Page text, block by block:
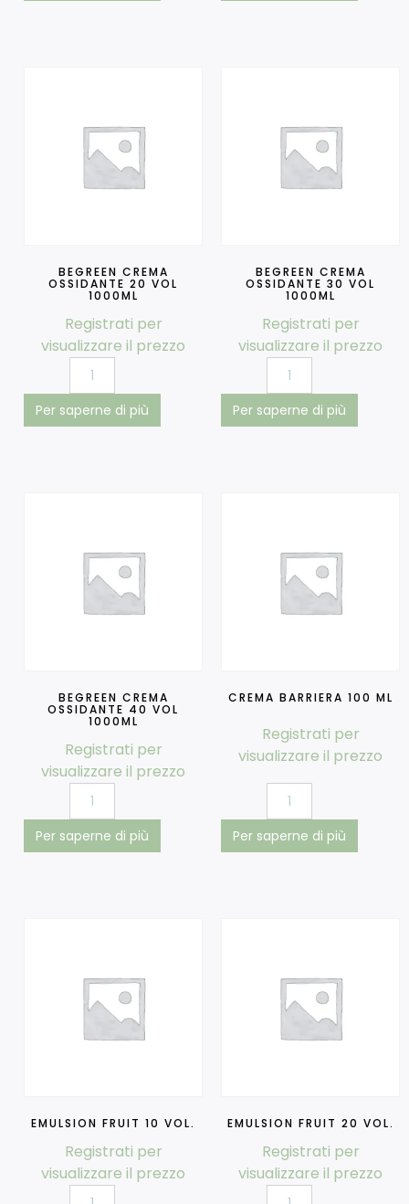
BEGREEN CREMA
OSSIDANTE 20 VOL
1000ML
Registrati per
visualizzare il prezzo
Per saperne di più
BEGREEN CREMA
OSSIDANTE 30 VOL
1000ML
Registrati per
visualizzare il prezzo
Per saperne di più
BEGREEN CREMA
OSSIDANTE 40 VOL
1000ML
Registrati per
visualizzare il prezzo
Per saperne di più
CREMA BARRIERA 100 ML
Registrati per
visualizzare il prezzo
Per saperne di più
EMULSION FRUIT 10 VOL.
Registrati per
visualizzare il prezzo
EMULSION FRUIT 20 VOL.
Registrati per
visualizzare il prezzo